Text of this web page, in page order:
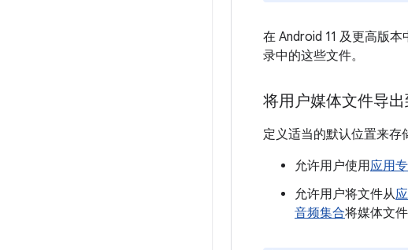
在 Android 11 及更高版
录中的这些文件。
将用户媒体文件导
定义适当的默认位置来存
允许用户使用应用
允许用户将文件从
音频集合将媒体文